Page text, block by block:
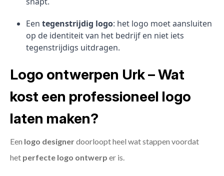
Een tegenstrijdig logo: het logo moet aansluiten
op de identiteit van het bedrijf en niet iets
tegenstrijdigs uitdragen.
Logo ontwerpen Urk – Wat
kost een professioneel logo
laten maken?
Een logo designerdoorloopt heel wat stappen voordat
het perfecte logo ontwerp er is.